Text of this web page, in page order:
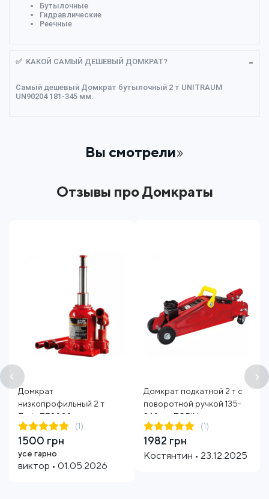
Бутылочные
Гидравлические
Реечные
✅ КАКОЙ САМЫЙ ДЕШЕВЫЙ ДОМКРАТ?
Самый дешевый Домкрат бутылочный 2 т UNITRAUM
UN90204 181-345 мм.
Вы смотрели
Отзывы про Домкраты
Домкрат
низкопрофильный 2 т
Torin TF0202
двухштоковый (1)
1500 грн
усе гарно
виктор • 01.05.2026
Домкрат подкатной 2 т с
поворотной ручкой 135-
340 мм TORIN
(1)
1982 грн
Костянтин • 23.12.2025